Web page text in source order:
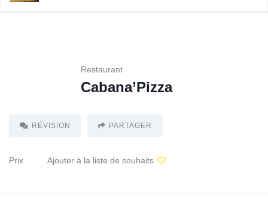
Restaurant
Cabana’Pizza
RÉVISION PARTAGER
Prix Ajouter à la liste de souhaits